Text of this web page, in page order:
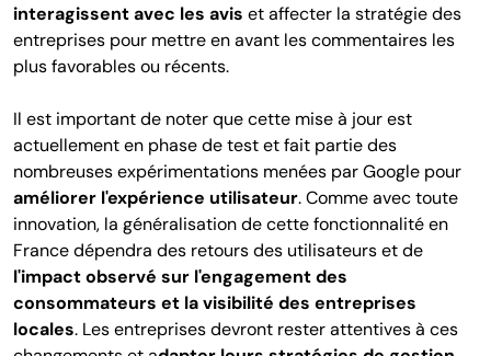
interagissent avec les avis et affecter la stratégie des
entreprises pour mettre en avant les commentaires les
plus favorables ou récents.
Il est important de noter que cette mise à jour est
actuellement en phase de test et fait partie des
nombreuses expérimentations menées par Google pour
améliorer l'expérience utilisateur. Comme avec toute
innovation, la généralisation de cette fonctionnalité en
France dépendra des retours des utilisateurs et de
l'impact observé sur l'engagement des
consommateurs et la visibilité des entreprises
locales. Les entreprises devront rester attentives à ces